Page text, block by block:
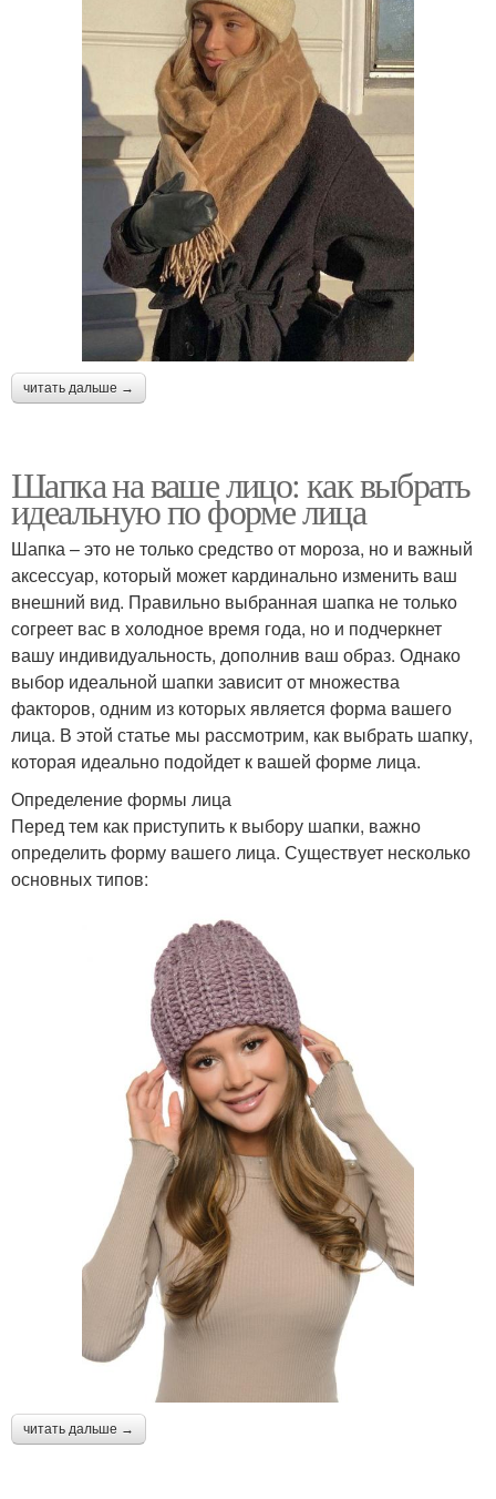
читать дальше →
Шапка на ваше лицо: как выбрать
идеальную по форме лица
Шапка – это не только средство от мороза, но и важный
аксессуар, который может кардинально изменить ваш
внешний вид. Правильно выбранная шапка не только
согреет вас в холодное время года, но и подчеркнет
вашу индивидуальность, дополнив ваш образ. Однако
выбор идеальной шапки зависит от множества
факторов, одним из которых является форма вашего
лица. В этой статье мы рассмотрим, как выбрать шапку,
которая идеально подойдет к вашей форме лица.
Определение формы лица
Перед тем как приступить к выбору шапки, важно
определить форму вашего лица. Существует несколько
основных типов:
читать дальше →